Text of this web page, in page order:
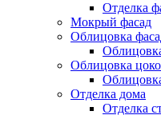
Отделка
Мокрый фасад
Облицовка
Облицовка
Отделка дома
Отделка